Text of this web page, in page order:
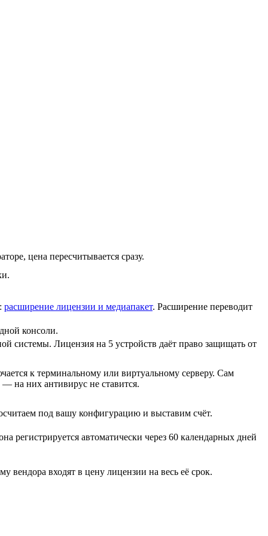
цена пересчитывается сразу.
расширение лицензии и медиапакет. Расширение переводит
консоли.
Лицензия на 5 устройств даёт право защищать от
к терминальному или виртуальному серверу. Сам
на них антивирус не ставится.
под вашу конфигурацию и выставим счёт.
регистрируется автоматически через 60 календарных дней
вендора входят в цену лицензии на весь её срок.